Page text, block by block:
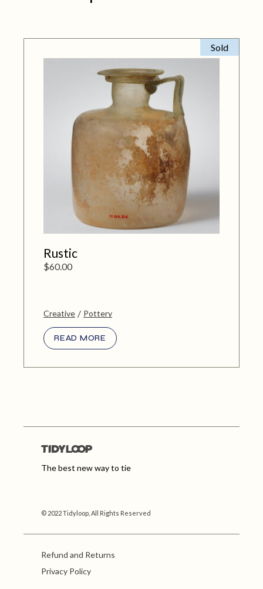
Sold
Rustic
$60.00
Creative Pottery
READ MORE
The best new way to tie
© 2022 Tidyloop, All Rights Reserved
Refund and Returns
Privacy Policy